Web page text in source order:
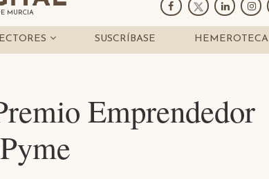
MURCIA
SUSCRÍBASE HEMEROTECA
Emprendedor